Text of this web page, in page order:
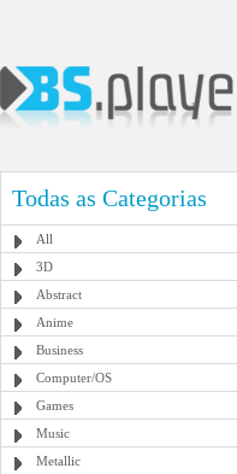
Todas as Categorias
All
3D
Abstract
Anime
Business
Computer/OS
Games
Music
Metallic